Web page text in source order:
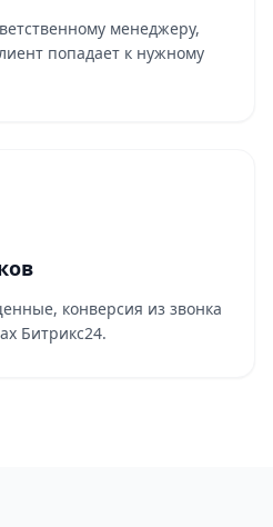
менеджеру,
попадает к нужному
конверсия из звонка
Битрикс24.